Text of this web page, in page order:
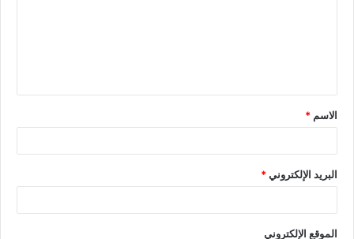
الاسم *
البريد الإلكتروني*
الموقع الإلكتروني